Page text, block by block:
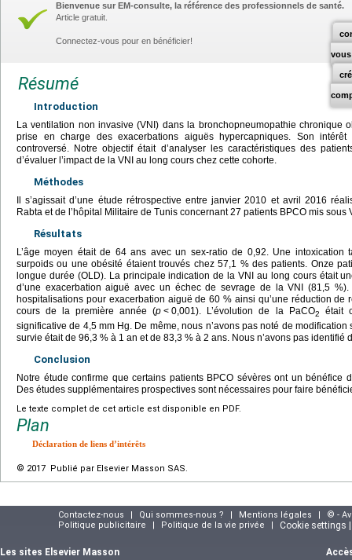
vous
Bienvenue sur EM-consulte, la référence des professionnels de santé.
Article gratuit.
Connectez-vous pour en bénéficier!
Résumé
Introduction
La ventilation non invasive (VNI) dans la bronchopneumopathie chronique
prise en charge des exacerbations aiguës hypercapniques. Son
controversé. Notre objectif était d’analyser les caractéristiques des
d’évaluer l’impact de la VNI au long cours chez cette cohorte.
Méthodes
Il s’agissait d’une étude rétrospective entre janvier 2010 et avril 2016
Rabta et de l’hôpital Militaire de Tunis concernant 27 patients BPCO mis sous
Résultats
L’âge moyen était de 64 ans avec un sex-ratio de 0,92. Une
surpoids ou une obésité étaient trouvés chez 57,1 % des patients. Onze
longue durée (OLD). La principale indication de la VNI au long cours était
d’une exacerbation aiguë avec un échec de sevrage de la VNI (81,5
hospitalisations pour exacerbation aiguë de 60 % ainsi qu’une réduction
cours de la première année (p < 0,001). L’évolution de la PaCO2
était
significative de 4,5 mm Hg. De même, nous n’avons pas noté de
survie était de 96,3 % à 1 an et de 83,3 % à 2 ans. Nous n’avons pas identifié
Conclusion
Notre étude confirme que certains patients BPCO sévères ont un bénéfice
Des études supplémentaires prospectives sont nécessaires pour faire
Le texte complet de cet article est disponible en PDF.
Plan
Déclaration de liens d’intérêts
© 2017 Publié par Elsevier Masson SAS.
Contactez-nous | Qui sommes-nous ? | Mentions légales |
© -
Politique publicitaire
| Politique de la vie privée | Cookie settings
Les sites Elsevier Masson